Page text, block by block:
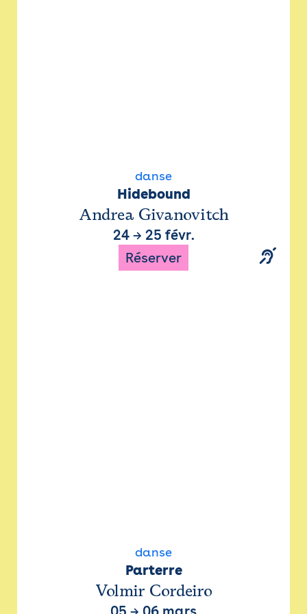
danse
Hidebound
Andrea Givanovitch
24→ 25 févr.
Réserver
danse
Parterre
Volmir Cordeiro